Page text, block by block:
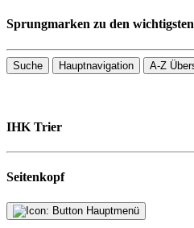
Sprungmarken zu den
Suche Hauptnavigation A-Z
IHK Trier
Seitenkopf